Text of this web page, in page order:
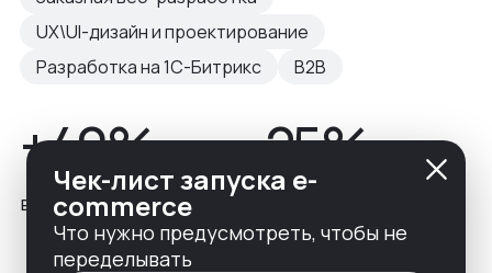
UX\UI-дизайн и проектирование
Разработка на 1С-Битрикс
B2B
+40%
входящих заявок
-25%
Чек-лист запуска e-
commerce
Что нужно предусмотреть, чтобы не
переделывать